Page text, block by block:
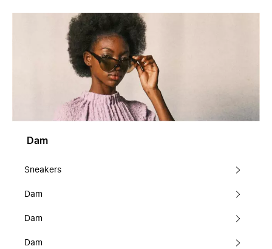
Dam
Sneakers
Dam
Dam
Dam